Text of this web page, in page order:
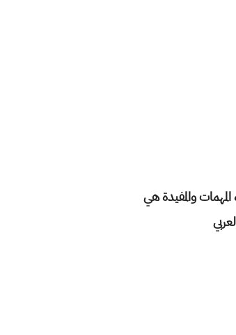
والمفيدة هي